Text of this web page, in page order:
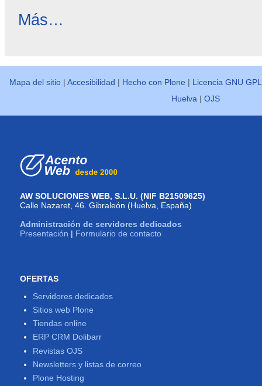
Reseñas
Más…
Mapa del sitio |Accesibilidad | Hecho con Plone | Licencia GNU GPL
Huelva |OJS
AW SOLUCIONES WEB, S.L.U. (NIF B21509625)
Calle Nazaret, 46. Gibraleón (Huelva, España)
Administración de servidores dedicados
Presentación | Formulario de contacto
OFERTAS
Servidores dedicados
Sitios web Plone
Tiendas online
ERP CRM Dolibarr
Revistas OJS
Newsletters y listas de correo
Plone Hosting